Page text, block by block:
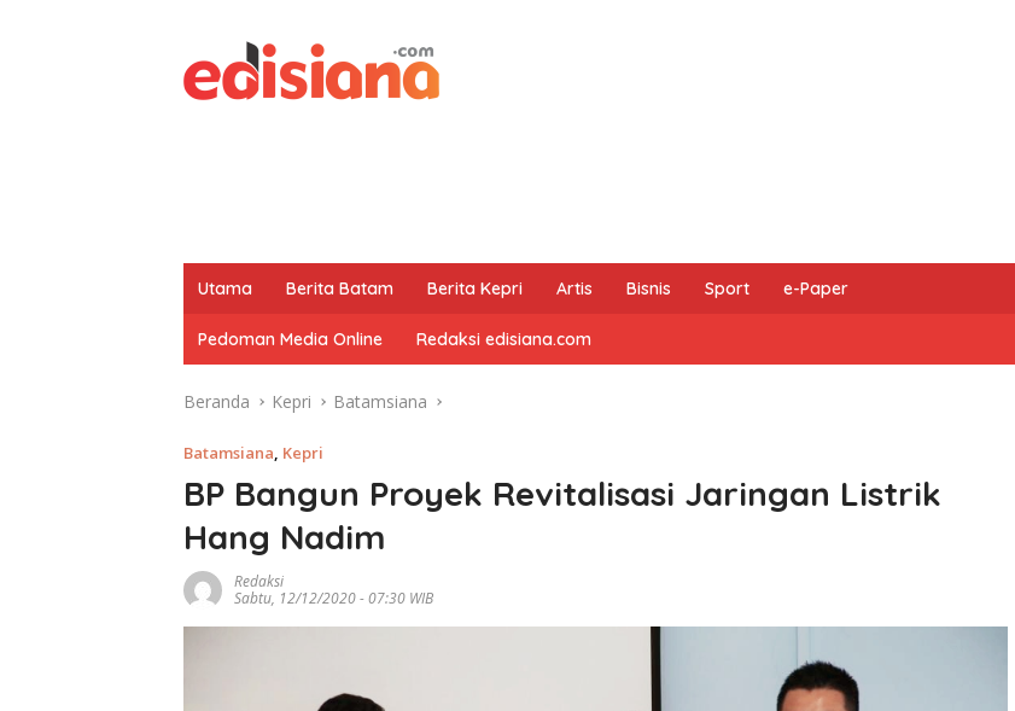
Utama Berita Batam Berita Kepri Artis Bisnis Sport e-Paper
Pedoman Media Online Redaksi edisiana.com
Beranda Kepri Batamsiana
Batamsiana, Kepri
BP Bangun Proyek Revitalisasi Jaringan Listrik
Hang Nadim
Redaksi
Sabtu, 12/12/2020 - 07:30 WIBBristol City Dipaksa
Sensasional